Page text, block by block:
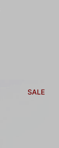
SALE